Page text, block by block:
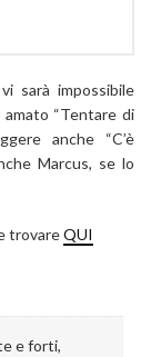
sarà impossibile
“Tentare di
anche “C’è
Marcus, se lo
trovareQUI
e forti,